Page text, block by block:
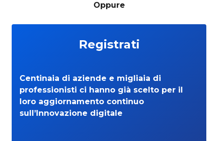
Oppure
Registrati
Centinaia di aziende e migliaia di
professionisti ci hanno già scelto per il
loro aggiornamento continuo
sull’Innovazione digitale